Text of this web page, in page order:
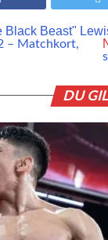
Black Beast"
– Matchkort,
DU